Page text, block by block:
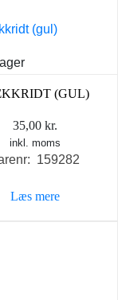
(GUL)
35,00 kr.
inkl. moms
159282
Læs mere